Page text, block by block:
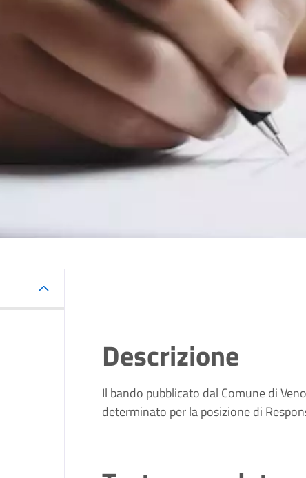
Descrizione
Il bando pubblicato dal Comune di
determinato per la posizione di